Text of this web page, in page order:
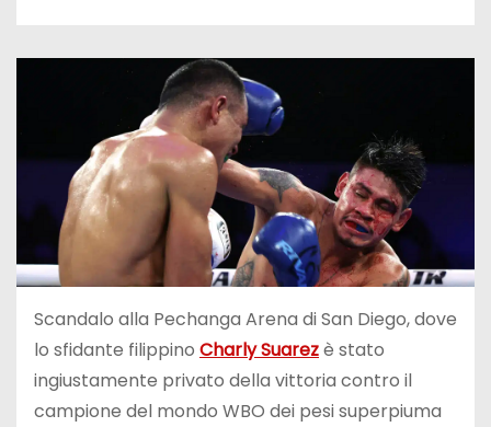
Scandalo alla Pechanga Arena di San Diego, dove
lo sfidante filippino Charly Suarezè stato
ingiustamente privato della vittoria contro il
campione del mondo WBO dei pesi superpiuma